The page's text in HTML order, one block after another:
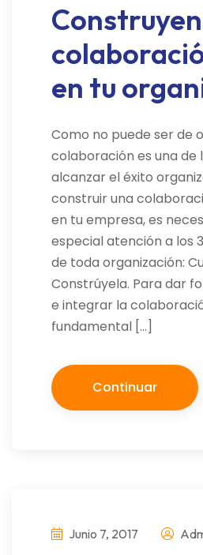
en tu
Como no puede ser de
colaboración es una de
alcanzar el éxito
construir una
en tu empresa, es
especial atención a los
de toda organización:
Constrúyela. Para dar
e integrar la
fundamental […]
Continuar
Junio 7, 2017